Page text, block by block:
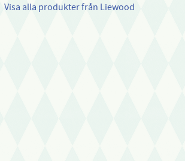
Visa alla produkter från Liewood